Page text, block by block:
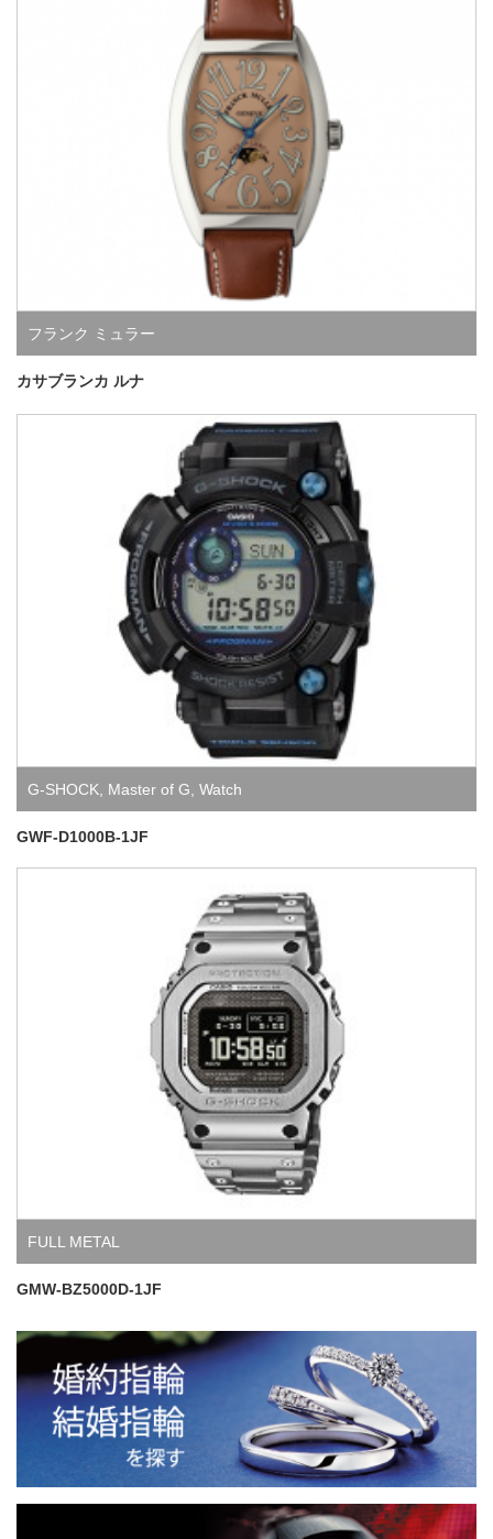
フランク ミュラー
カサブランカ ルナ
G-SHOCK Master of G Watch
GWF-D1000B-1JF
FULL METAL
GMW-BZ5000D-1JF